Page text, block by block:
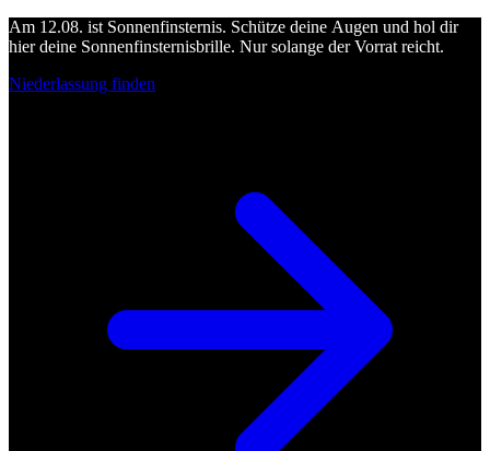
Am 12.08. ist Sonnenfinsternis. Schütze deine Augen und hol dir
hier deine Sonnenfinsternisbrille. Nur solange der Vorrat reicht.
Niederlassung finden